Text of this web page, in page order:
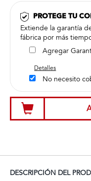
PROTEGE TU
Extiende la garantía
fábrica por más
Agregar
Detalles
No necesito
DESCRIPCIÓN DEL